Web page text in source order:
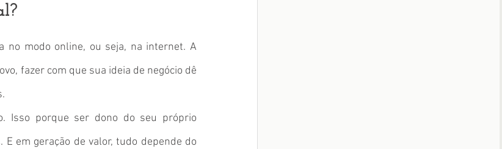
no modo online, ou seja, na internet. A
fazer com que sua ideia de negócio dê
Isso porque ser dono do seu próprio
em geração de valor, tudo depende do